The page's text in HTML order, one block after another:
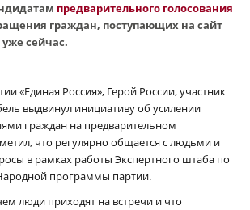
предварительного голосования
граждан, поступающих на сайт
уже сейчас.
«Единая Россия», Герой России, участник
выдвинул инициативу об усилении
граждан на предварительном
что регулярно общается с людьми и
в рамках работы Экспертного штаба по
программы партии.
люди приходят на встречи и что